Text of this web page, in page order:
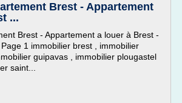
Brest - Appartement
...
Brest - Appartement a louer à Brest -
1 immobilier brest , immobilier
guipavas , immobilier plougastel
saint...